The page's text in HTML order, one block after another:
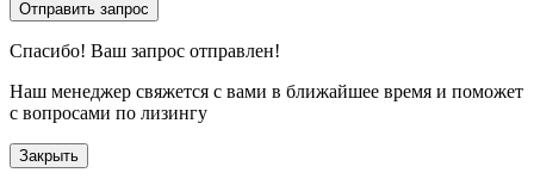
Отправить запрос
Спасибо! Ваш запрос отправлен!
Наш менеджер свяжется с вами в ближайшее время и поможет
с вопросами по лизингу
Закрыть